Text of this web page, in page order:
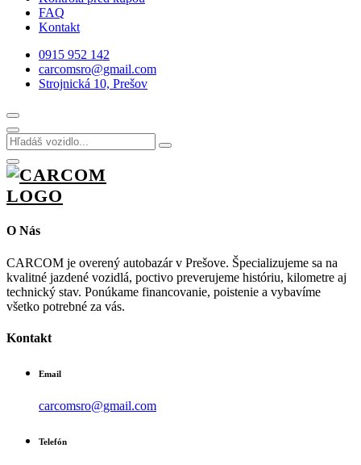
FAQ
Kontakt
0915 952 142
carcomsro@gmail.com
Strojnická 10, Prešov
O Nás
CARCOM je overený autobazár v Prešove. Špecializujeme sa na
kvalitné jazdené vozidlá, poctivo preverujeme históriu, kilometre aj
technický stav. Ponúkame financovanie, poistenie a vybavíme
všetko potrebné za vás.
Kontakt
Email
carcomsro@gmail.com
Telefón